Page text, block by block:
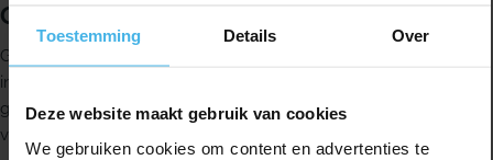
Toestemming Details Over
Deze website maakt gebruik van cookies
We gebruiken cookies om content en advertenties te
Gebruik
Gebruik de Lactona Intersticks voor het reinigen van de
interdentale ruimtes, de plekken waar je tandenborstel minder
goed bij komt. Door deze ruimtes regelmatig schoon te maken,
verwijder je voedselresten en tandplak tussen de tanden.